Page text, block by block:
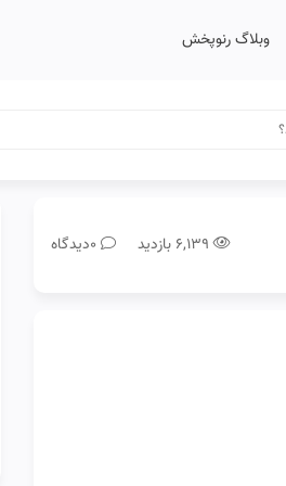
وبلاگ رنوپخش
۶,۱۳۹ بازدید 0دیدگاه